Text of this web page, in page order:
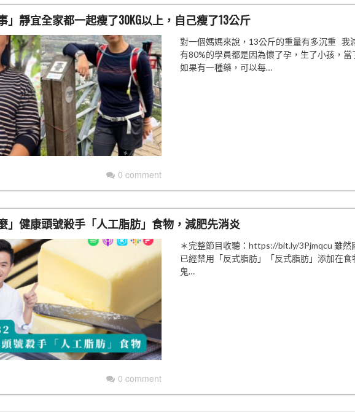
」靜宜全家都一起瘦了30KG以上，自己瘦了13公斤
0 comment
對一個媽媽來說，13公斤的重量有多沉重 我
有80%的學員都是因為懷了孕，生了小孩，當
如果有一種藥，可以每…
」健康頭號殺手「人工脂肪」食物，減肥先消炎
0 comment
＊完整節目收聽：https://bit.ly/3Pjmqcu 雖然
已經禁用「反式脂肪」「反式脂肪」添加在
鬼…